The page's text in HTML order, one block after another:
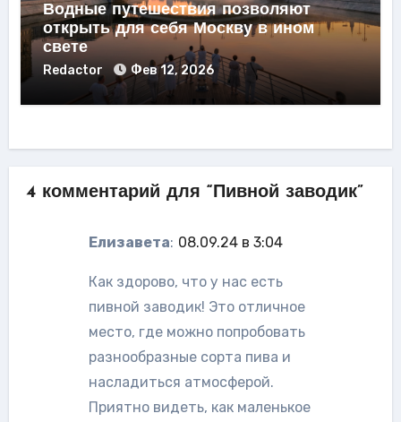
Водные путешествия позволяют
открыть для себя Москву в ином
свете
Redactor Фев 12, 2026
4 комментарий для “Пивной заводик”
Елизавета: 08.09.24 в 3:04
Как здорово, что у нас есть
пивной заводик! Это отличное
место, где можно попробовать
разнообразные сорта пива и
насладиться атмосферой.
Приятно видеть, как маленькое